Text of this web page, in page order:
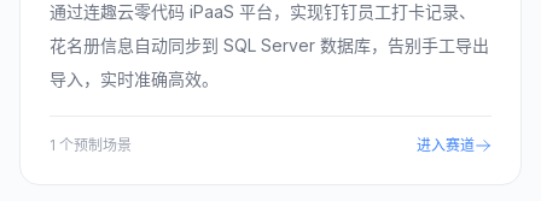
通过连趣云零代码 iPaaS 平台，实现钉钉员工打卡记录、
花名册信息自动同步到 SQL Server 数据库，告别手工导出
导入，实时准确高效。
1 个预制场景 进入赛道